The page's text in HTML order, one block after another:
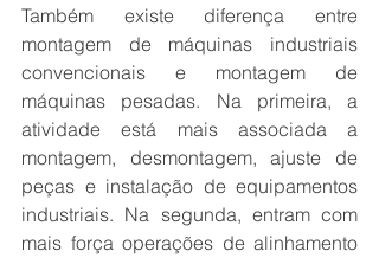
Também existe diferença entre
montagem de máquinas industriais
convencionais e montagem de
máquinas pesadas. Na primeira, a
atividade está mais associada a
montagem, desmontagem, ajuste de
peças e instalação de equipamentos
industriais. Na segunda, entram com
mais força operações de alinhamento